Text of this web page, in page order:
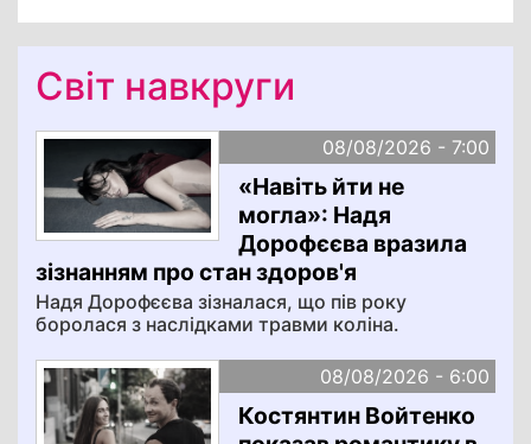
Світ навкруги
08/08/2026 - 7:00
«Навіть йти не
могла»: Надя
Дорофєєва вразила
зізнанням про стан здоров'я
Надя Дорофєєва зізналася, що пів року
боролася з наслідками травми коліна.
08/08/2026 - 6:00
Костянтин Войтенко